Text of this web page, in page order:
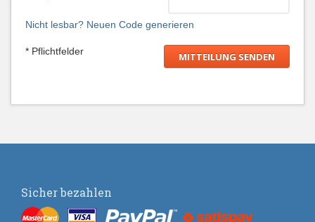
Nicht lesbar? Neuen Code generieren
* Pflichtfelder
Sicher bezahlen